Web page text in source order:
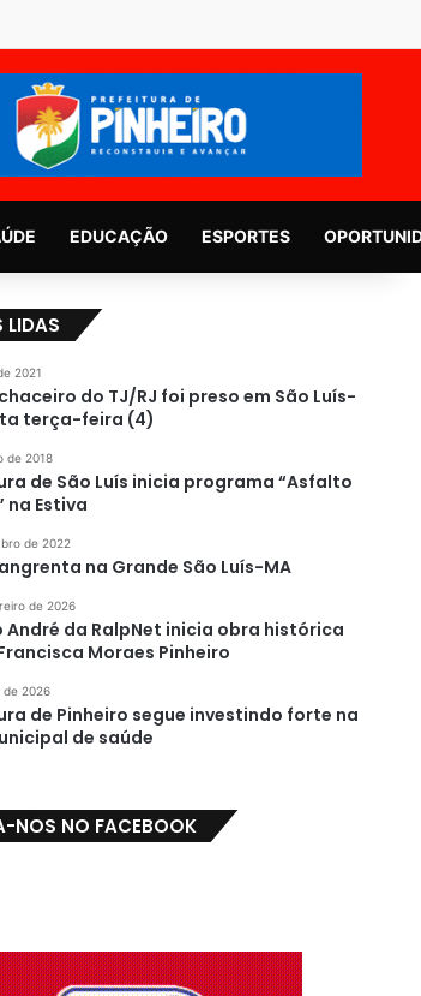
EDUCAÇÃO ESPORTES
LIDAS
2021
do TJ/RJ foi preso em São Luís-
terça-feira (4)
de 2018
de São Luís inicia programa “Asfalto
na Estiva
de 2022
na Grande São Luís-MA
de 2026
André da RalpNet inicia obra histórica
Moraes Pinheiro
de 2026
de Pinheiro segue investindo forte na
de saúde
NOS NO FACEBOOK